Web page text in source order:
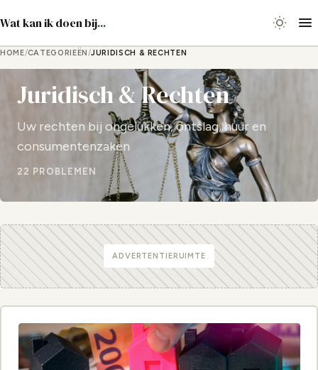
Wat kan ik doen bij...
HOME/CATEGORIEËN /JURIDISCH & RECHTEN
Juridisch & Rechten
Uw rechten bij ongelukken, ontslag, huur en
consumentenzaken
22 PROBLEMEN
ADVERTENTIERUIMTE